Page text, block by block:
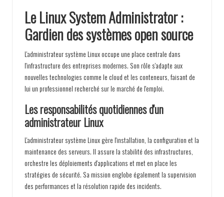
Le Linux System Administrator :
Gardien des systèmes open source
L'administrateur système Linux occupe une place centrale dans
l'infrastructure des entreprises modernes. Son rôle s'adapte aux
nouvelles technologies comme le cloud et les conteneurs, faisant de
lui un professionnel recherché sur le marché de l'emploi.
Les responsabilités quotidiennes d'un
administrateur Linux
L'administrateur système Linux gère l'installation, la configuration et la
maintenance des serveurs. Il assure la stabilité des infrastructures,
orchestre les déploiements d'applications et met en place les
stratégies de sécurité. Sa mission englobe également la supervision
des performances et la résolution rapide des incidents.